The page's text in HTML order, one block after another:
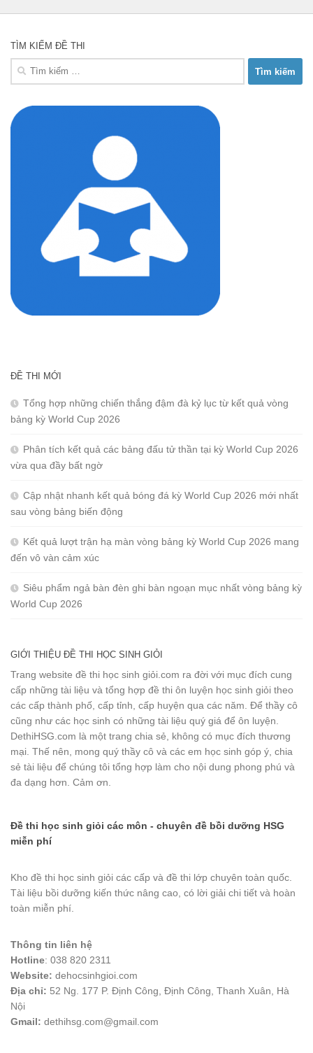
TÌM KIẾM ĐỀ THI
Tìm
kiếm
ĐỀ THI MỚI
Tổng hợp những chiến thắng đậm đà kỷ lục từ kết quả vòng
bảng kỳ World Cup 2026
Phân tích kết quả các bảng đấu tử thần tại kỳ World Cup 2026
vừa qua đầy bất ngờ
Cập nhật nhanh kết quả bóng đá kỳ World Cup 2026 mới nhất
sau vòng bảng biến động
Kết quả lượt trận hạ màn vòng bảng kỳ World Cup 2026 mang
đến vô vàn cảm xúc
Siêu phẩm ngả bàn đèn ghi bàn ngoạn mục nhất vòng bảng kỳ
World Cup 2026
GIỚI THIỆU ĐỀ THI HỌC SINH GIỎI
Trang website đề thi học sinh giỏi.com ra đời với mục đích cung
cấp những tài liệu và tổng hợp đề thi ôn luyện học sinh giỏi theo
các cấp thành phố, cấp tỉnh, cấp huyện qua các năm. Để thầy cô
cũng như các học sinh có những tài liệu quý giá để ôn luyện.
DethiHSG.com là một trang chia sẻ, không có mục đích thương
mại. Thế nên, mong quý thầy cô và các em học sinh góp ý, chia
sẻ tài liệu để chúng tôi tổng hợp làm cho nội dung phong phú và
đa dạng hơn. Cảm ơn.
Đề thi học sinh giỏi các môn - chuyên đề bồi dưỡng HSG
miễn phí
Kho đề thi học sinh giỏi các cấp và đề thi lớp chuyên toàn quốc.
Tài liệu bồi dưỡng kiến thức nâng cao, có lời giải chi tiết và hoàn
toàn miễn phí.
Thông tin liên hệ
Hotline: 038 820 2311
Website: dehocsinhgioi.com
Địa chỉ: 52 Ng. 177 P. Định Công, Định Công, Thanh Xuân, Hà
Nội
Gmail: dethihsg.com@gmail.com